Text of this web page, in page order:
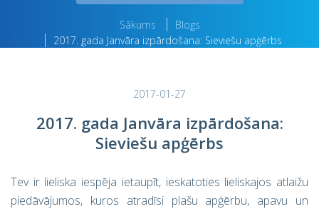
Sākums
Blogs
2017. gada Janvāra izpārdošana: Sieviešu apģērbs
2017-01-27
2017. gada Janvāra izpārdošana:
Sieviešu apģērbs
Tev ir lieliska iespēja ietaupīt, ieskatoties lieliskajos atlaižu
piedāvājumos, kuros atradīsi plašu apģērbu, apavu un